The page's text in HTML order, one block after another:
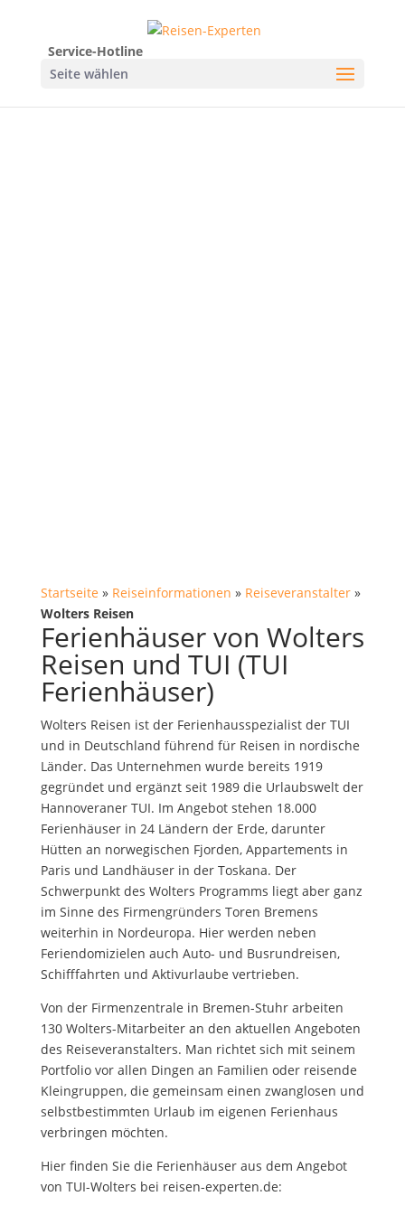
Service-Hotline
Seite wählen
Startseite » Reiseinformationen » Reiseveranstalter»
Wolters Reisen
Ferienhäuser von Wolters
Reisen und TUI (TUI
Ferienhäuser)
Wolters Reisen ist der Ferienhausspezialist der TUI
und in Deutschland führend für Reisen in nordische
Länder. Das Unternehmen wurde bereits 1919
gegründet und ergänzt seit 1989 die Urlaubswelt der
Hannoveraner TUI. Im Angebot stehen 18.000
Ferienhäuser in 24 Ländern der Erde, darunter
Hütten an norwegischen Fjorden, Appartements in
Paris und Landhäuser in der Toskana. Der
Schwerpunkt des Wolters Programms liegt aber ganz
im Sinne des Firmengründers Toren Bremens
weiterhin in Nordeuropa. Hier werden neben
Feriendomizielen auch Auto- und Busrundreisen,
Schifffahrten und Aktivurlaube vertrieben.
Von der Firmenzentrale in Bremen-Stuhr arbeiten
130 Wolters-Mitarbeiter an den aktuellen Angeboten
des Reiseveranstalters. Man richtet sich mit seinem
Portfolio vor allen Dingen an Familien oder reisende
Kleingruppen, die gemeinsam einen zwanglosen und
selbstbestimmten Urlaub im eigenen Ferienhaus
verbringen möchten.
Hier finden Sie die Ferienhäuser aus dem Angebot
von TUI-Wolters bei reisen-experten.de: